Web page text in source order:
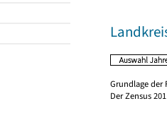
Grundlage der
Der Zensus